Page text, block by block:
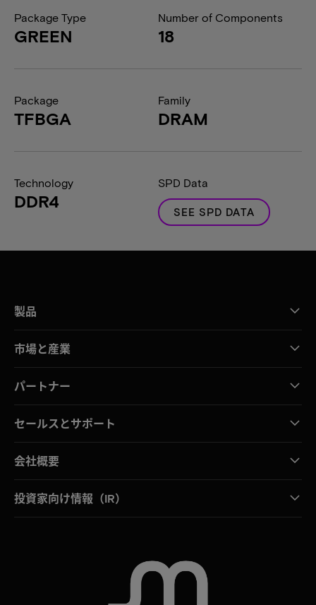
Package Type
GREEN
Number of Components
18
Package
TFBGA
Family
DRAM
Technology
DDR4
SPD Data
SEE SPD DATA
製品
市場と産業
パートナー
セールスとサポート
会社概要
投資家向け情報（IR）